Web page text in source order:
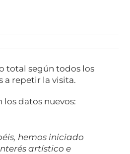
total según todos los
a repetir la visita.
datos nuevos:
hemos iniciado
artístico e